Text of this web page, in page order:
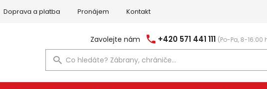
Doprava a platba Pronájem Kontakt
Zavolejte nám +420 571 441 111 (Po-Pa, 8-16:00